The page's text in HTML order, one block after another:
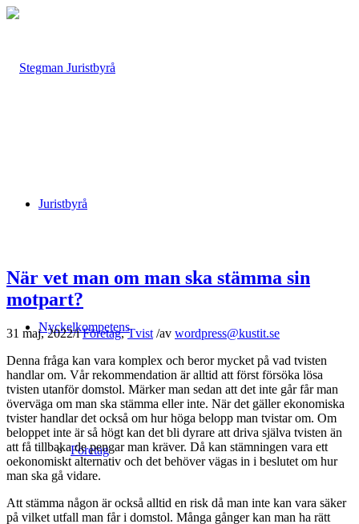
Juristbyrå
Nyckelkompetens
Företag
När vet man om man ska stämma sin
motpart?
31 maj, 2022/iFöretag,Tvist /av wordpress@kustit.se
Denna fråga kan vara komplex och beror mycket på vad tvisten
handlar om. Vår rekommendation är alltid att först försöka lösa
tvisten utanför domstol. Märker man sedan att det inte går får man
överväga om man ska stämma eller inte. När det gäller ekonomiska
tvister handlar det också om hur höga belopp man tvistar om. Om
beloppet inte är så högt kan det bli dyrare att driva själva tvisten än
att få tillbaka de pengar man kräver. Då kan stämningen vara ett
oekonomiskt alternativ och det behöver vägas in i beslutet om hur
man ska gå vidare.
Att stämma någon är också alltid en risk då man inte kan vara säker
på vilket utfall man får i domstol. Många gånger kan man ha rätt